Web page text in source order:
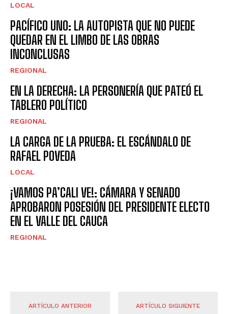
LOCAL
PACÍFICO UNO: LA AUTOPISTA QUE NO PUEDE
QUEDAR EN EL LIMBO DE LAS OBRAS
INCONCLUSAS
REGIONAL
EN LA DERECHA: LA PERSONERÍA QUE PATEÓ EL
TABLERO POLÍTICO
REGIONAL
LA CARGA DE LA PRUEBA: EL ESCÁNDALO DE
RAFAEL POVEDA
LOCAL
¡VAMOS PA’CALI VE!: CÁMARA Y SENADO
APROBARON POSESIÓN DEL PRESIDENTE ELECTO
EN EL VALLE DEL CAUCA
REGIONAL
ARTÍCULO ANTERIOR ARTÍCULO SIGUIENTE